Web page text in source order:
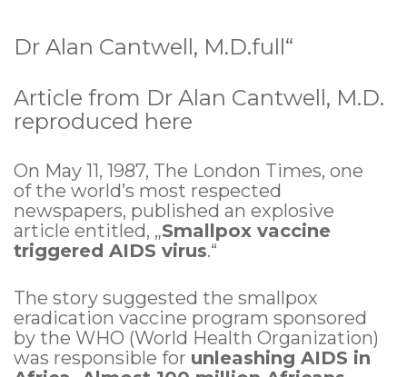
Dr Alan Cantwell, M.D.full“
Article from Dr Alan Cantwell, M.D.
reproduced here
On May 11, 1987, The London Times, one
of the world’s most respected
newspapers, published an explosive
article entitled, „Smallpox vaccine
triggered AIDS virus.“
The story suggested the smallpox
eradication vaccine program sponsored
by the WHO (World Health Organization)
was responsible for unleashing AIDS in